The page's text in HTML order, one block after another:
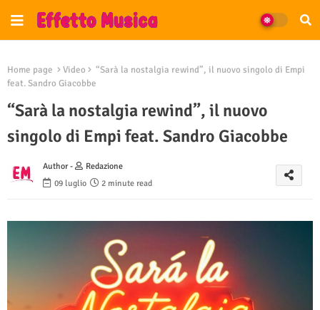
Home page Video
“Sarà la nostalgia rewind”, il nuovo singolo di Empi
feat. Sandro Giacobbe
“Sarà la nostalgia rewind”, il nuovo
singolo di Empi feat. Sandro Giacobbe
Author -
Redazione
09 luglio
2 minute read